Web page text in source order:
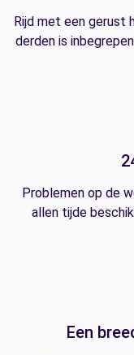
Rijd met een gerust
derden is
Problemen op de
allen tijde
Een